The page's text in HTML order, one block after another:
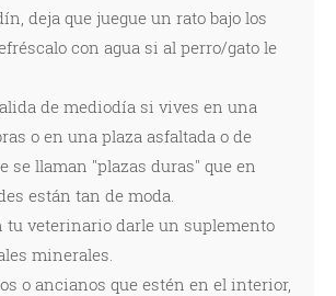
deja que juegue un rato bajo los
con agua si al perro/gato le
de mediodía si vives en una
o en una plaza asfaltada o de
se llaman "plazas duras" que en
están tan de moda.
tu veterinario darle un suplemento
minerales.
o ancianos que estén en el interior,